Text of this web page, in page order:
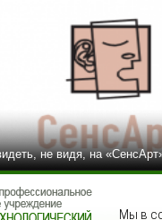
не видя, на
Мы в